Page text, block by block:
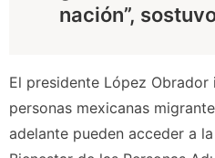
nación”,
El presidente López
personas mexicanas
adelante pueden acceder a